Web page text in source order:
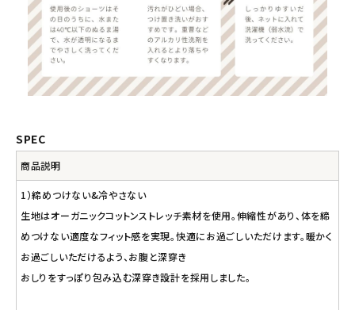
SPEC
商品説明
1）締めつけない&冷やさない
生地はオーガニックコットンストレッチ素材を使用。伸縮性があり、体を締
めつけない適度なフィット感を実現。快適にお過ごしいただけます。暖かく
お過ごしいただけるよう、お腹と深穿き
おしりをすっぽり包み込む深穿き設計を採用しました。